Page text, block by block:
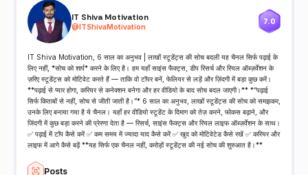
IT Shiva Motivation
@ITShivaMotivation
7.0
IT Shiva Motivation, 6 साल का अनुभव | लाखों स्टूडेंट्स की सोच बदली यह चैनल सिर्फ पढ़ाई के
लिए नहीं, *सोच को शार्प* करने के लिए है। हम यहाँ साइंस फैक्ट्स, डीप रिसर्च और रियल ऑब्ज़र्वेशन के
ज़रिए स्टूडेंट्स को मोटिवेट करते हैं — ताकि वो टॉपर बनें, फेलियर से लड़ें और ज़िंदगी में बड़ा कुछ करें।
**पढ़ाई से प्यार होगा, करियर से कनेक्शन बनेगा और हर वीडियो के बाद सोच बदल जाएगी।** *“पढ़ाई
सिर्फ किताबों से नहीं, सोच से जीती जाती है।”* 6 साल का अनुभव, लाखों स्टूडेंट्स की सोच को समझकर,
उनके लिए बनाया गया है ये चैनल। यहाँ हर वीडियो स्टूडेंट के दिमाग को तेज़ करने, फोकस बढ़ाने, और
जिंदगी में कुछ बड़ा करने की प्रेरणा देता है — रिसर्च, साइंस फैक्ट्स और रियल लाइफ ऑब्ज़र्वेशन के साथ।
✅ पढ़ाई में टॉप कैसे करें ✅ कम समय में ज्यादा याद कैसे करें ✅ खुद को मोटिवेटेड कैसे रखें ✅ करियर और
लाइफ में आगे कैसे बढ़ें **यह सिर्फ एक चैनल नहीं, करोड़ों स्टूडेंट्स की नई सोच की शुरुआत है।**
Posts